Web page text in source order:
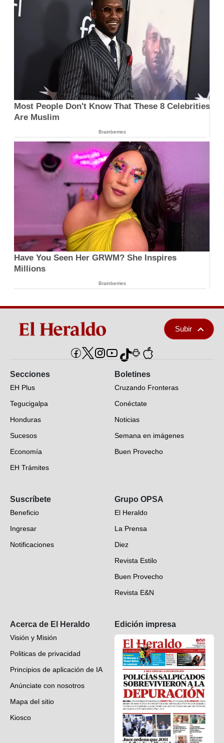
Most People Don't Know That These 8 Celebrities
Are Muslim
Brainberries
Have You Seen Her GRWM? She Inspires
Millions
Brainberries
Subir
Secciones
EH Plus
Tegucigalpa
Honduras
Sucesos
Economía
EH Trámites
EH Verifica
Fotogalerías
Deportes
Videos
Boletines
Cruzando Fronteras
Conéctate
Noticias
Semana en imágenes
Buen Provecho
Suscríbete
Beneficio
Ingresar
Notificaciones
Grupo OPSA
El Heraldo
La Prensa
Diez
Revista Estilo
Buen Provecho
Revista E&N
Acerca de El Heraldo
Visión y Misión
Politicas de privacidad
Principios de aplicación de IA
Anúnciate con nosotros
Mapa del sitio
Kiosco
Edición impresa